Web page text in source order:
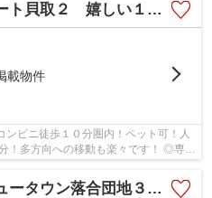
１階！専用庭付き！バス停２分！多方向への移動も叶います！
載物件
ビニ徒歩１０分圏内！ペット可！人
！多方向への移動も楽々です！ ◎専用
タウン落合団地３-３